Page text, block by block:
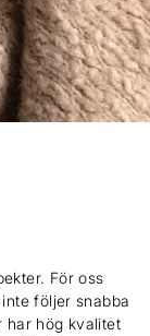
För oss
följer snabba
har hög kvalitet